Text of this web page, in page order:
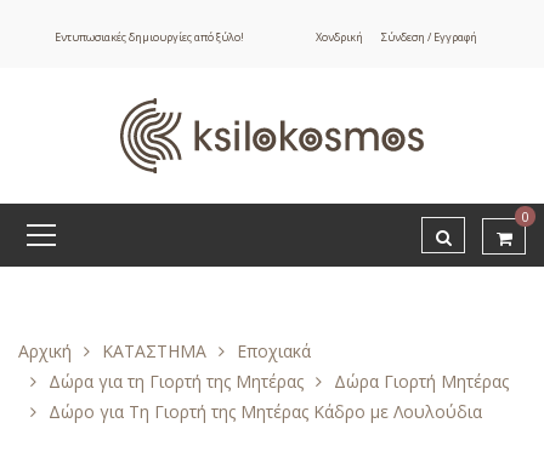
Εντυπωσιακές δημιουργίες από ξύλο! Χονδρική Σύνδεση / Εγγραφή
0
Αρχική ΚΑΤΑΣΤΗΜΑ
Εποχιακά
Δώρα για τη Γιορτή της Μητέρας
Δώρα Γιορτή Μητέρας
Δώρο για Τη Γιορτή της Μητέρας Κάδρο με Λουλούδια